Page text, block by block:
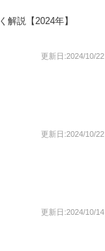
解説【2024年】
更新日:2024/10/22
更新日:2024/10/22
更新日:2024/10/14